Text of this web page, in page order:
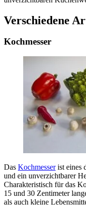
Verschiedene
Kochmesser
Das Kochmesserist eines
und ein unverzichtbarer
Charakteristisch für das
15 und 30 Zentimeter
als auch kleine